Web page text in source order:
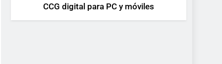
CCG digital para PC y móviles